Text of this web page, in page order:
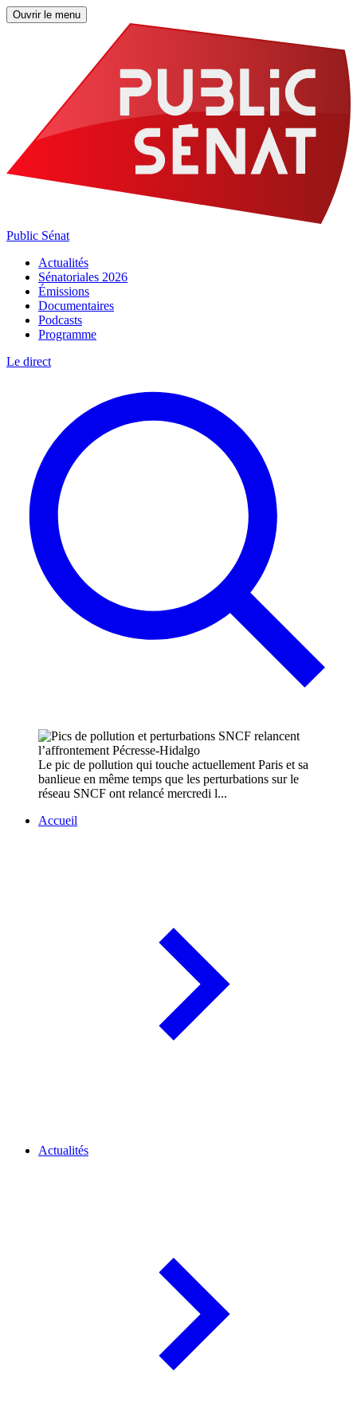
Ouvrir le menu
Public Sénat
Actualités
Sénatoriales 2026
Émissions
Documentaires
Podcasts
Programme
Le direct
Le pic de pollution qui touche actuellement Paris et sa
banlieue en même temps que les perturbations sur le
réseau SNCF ont relancé mercredi l...
Accueil
Actualités